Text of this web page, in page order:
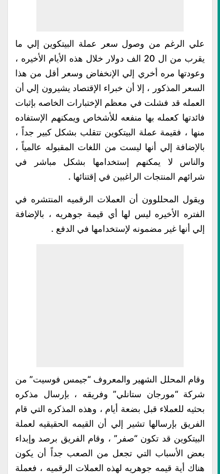
علي الرغم من وصول سعر عملة البيتكوين إلي ما
يقرب من ال 20 الف دولار خلال هذه الأيام الأخيره ،
وعودتها مره أخري إلي الإنخفاض وسعر أقل من هذا
السعر المذكور ، إلا أن خبراء الإقتصاد يشيرون إلي أن
العمله قد فشلت في معظم الإختبارات الخاصه بإثبات
فائدتها كعمله بها منفعه للأشخاص ويمكنهم الإستفاده
منها ، فقيمة عملة البيتكوين تتقلب بشكل كبير جداً ،
بالإضافة إلي أنها ليست من اللغات المقبوله عالمياً ،
والناس لا يمكنهم إستخدامها بشكل مباشر في
شرائهم المنتجات الراغبين في إقتنائها .
ويقول المحللوون أن العملات الرقميه المنتشره في
الفتره الأخيره ليس لها أي قيمة جوهريه ، بالإضافة
إلي أنها غير مضمونه لإستخدامها في الدفع .
وقام المحلل الشهير والمعروف “جيمس فوسيت” من
شركة “مورجان ستانلي” وفريقه ، بإرسال مذكره
بحثيه للعملاء قبل بضعة أيام ، وهذه المذكره التي قام
الفريق بإرسالها تشير إلي أن القيمه الحقيقيه لعملة
البيتكوين قد تكون “صفر” ، وقام الفريق برصد وإبداء
بعض الأسباب التي تجعل من الصعب جداً أن يكون
هناك أية قيمه جوهريه لهذه العملات الرقميه ، فعملة